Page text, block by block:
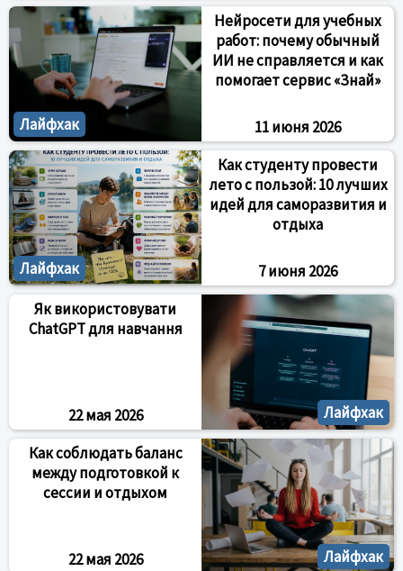
Лайфхак
Нейросети для учебных
работ: почему обычный
ИИ не справляется и как
помогает сервис «Знай»
11 июня 2026
Лайфхак
Как студенту провести
лето с пользой: 10 лучших
идей для саморазвития и
отдыха
7 июня 2026
Лайфхак
Як використовувати
ChatGPT для навчання
22 мая 2026
Лайфхак
Как соблюдать баланс
между подготовкой к
сессии и отдыхом
22 мая 2026